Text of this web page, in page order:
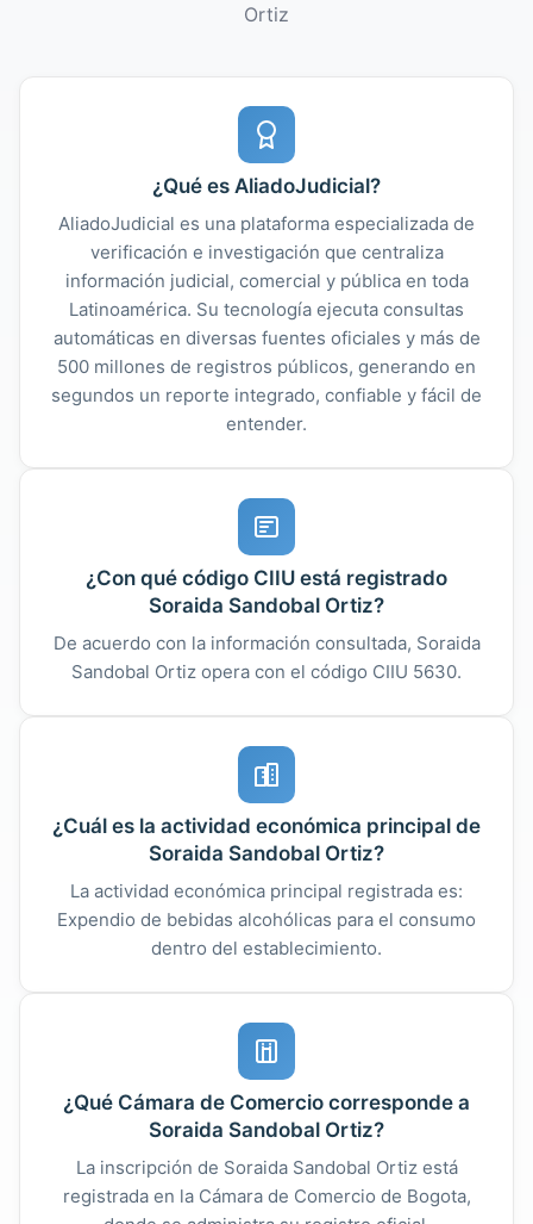
Ortiz
¿Qué es AliadoJudicial?
AliadoJudicial es una plataforma especializada de
verificación e investigación que centraliza
información judicial, comercial y pública en toda
Latinoamérica. Su tecnología ejecuta consultas
automáticas en diversas fuentes oficiales y más de
500 millones de registros públicos, generando en
segundos un reporte integrado, confiable y fácil de
entender.
¿Con qué código CIIU está registrado
Soraida Sandobal Ortiz?
De acuerdo con la información consultada, Soraida
Sandobal Ortiz opera con el código CIIU 5630.
¿Cuál es la actividad económica principal de
Soraida Sandobal Ortiz?
La actividad económica principal registrada es:
Expendio de bebidas alcohólicas para el consumo
dentro del establecimiento.
¿Qué Cámara de Comercio corresponde a
Soraida Sandobal Ortiz?
La inscripción de Soraida Sandobal Ortiz está
registrada en la Cámara de Comercio de Bogota,